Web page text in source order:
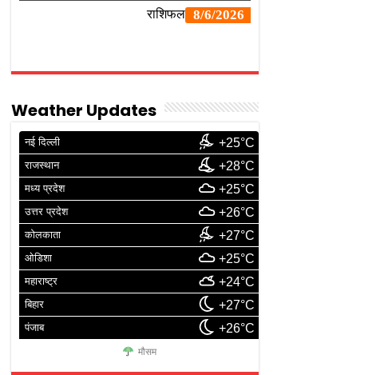
Weather Updates
नई दिल्ली +25°C
राजस्थान +28°C
मध्य प्रदेश +25°C
उत्तर प्रदेश +26°C
कोलकाता +27°C
ओडिशा +25°C
महाराष्ट्र +24°C
बिहार +27°C
पंजाब +26°C
मौसम